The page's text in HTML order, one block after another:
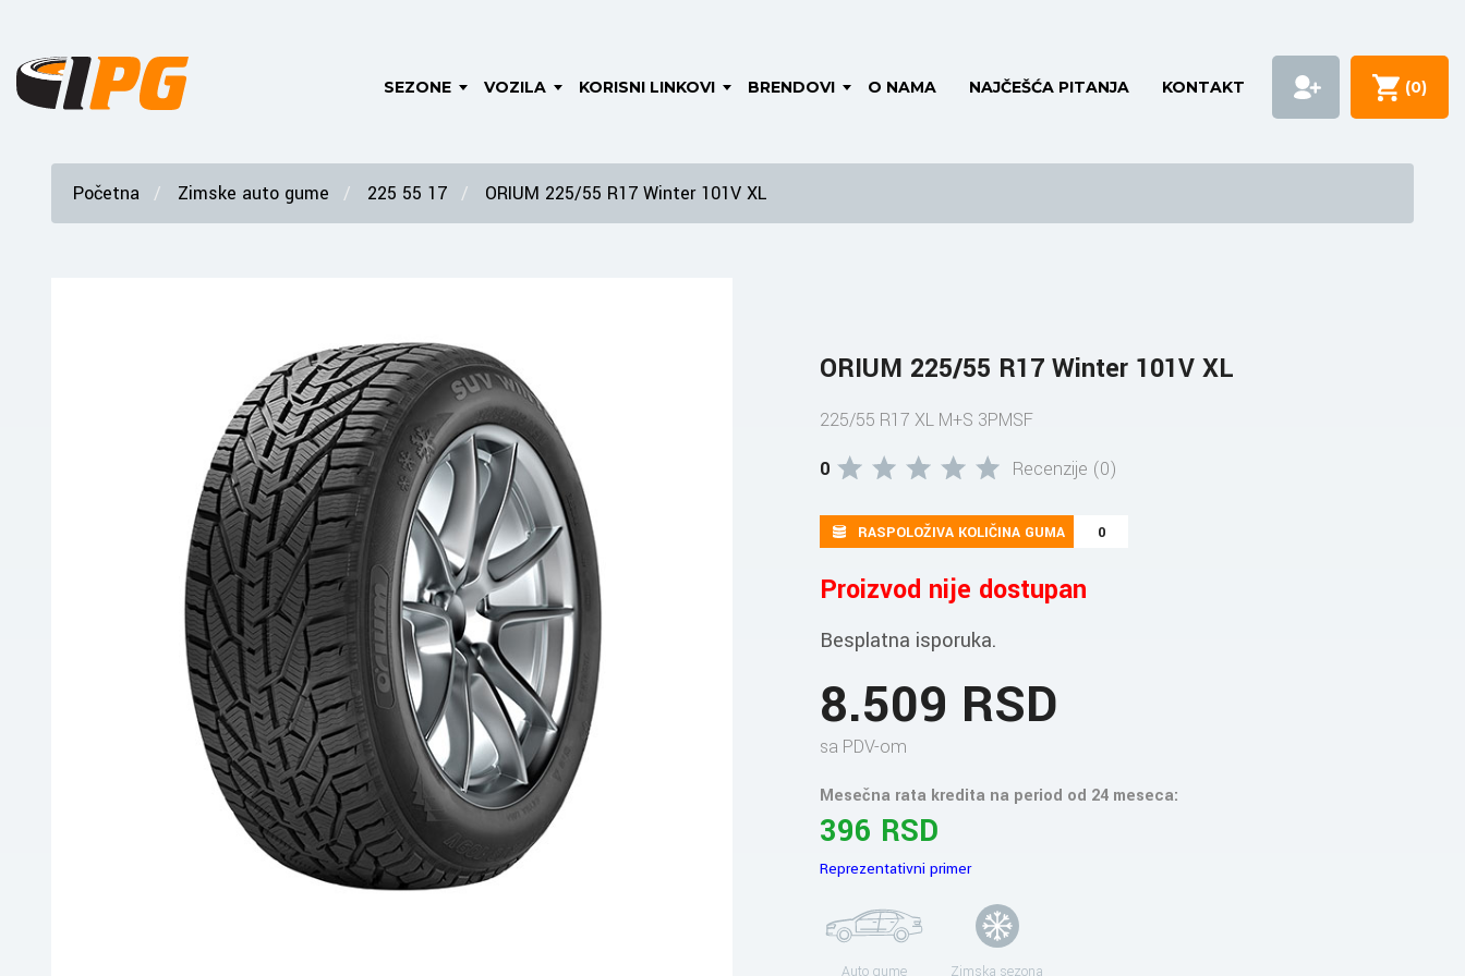
SEZONE VOZILA KORISNI LINKOVI BRENDOVI O NAMA NAJČEŠĆA PITANJA KONTAKT (0)
Početna Zimske auto gume 225 55 17 ORIUM 225/55 R17 Winter 101V XL
ORIUM 225/55 R17 Winter 101V XL
225/55 R17 XL M+S 3PMSF
0
Recenzije (0)
RASPOLOŽIVA KOLIČINA GUMA 0
Proizvod nije dostupan
Besplatna isporuka.
8.509 RSD
sa PDV-om
Mesečna rata kredita na period od 24 meseca:
396 RSD
Reprezentativni primer
Auto gume Zimska sezona